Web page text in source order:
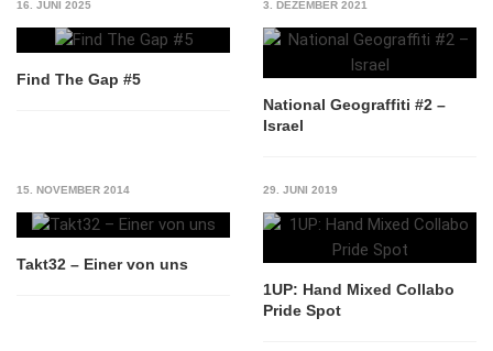
16. JUNI 2025
Find The Gap #5
3. DEZEMBER 2021
National Geograffiti #2 –
Israel
15. NOVEMBER 2014
Takt32 – Einer von uns
29. JUNI 2019
1UP: Hand Mixed Collabo
Pride Spot